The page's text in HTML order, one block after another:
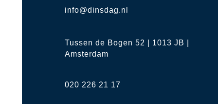
info@dinsdag.nl
Tussen de Bogen 52 | 1013 JB |
Amsterdam
020 226 21 17